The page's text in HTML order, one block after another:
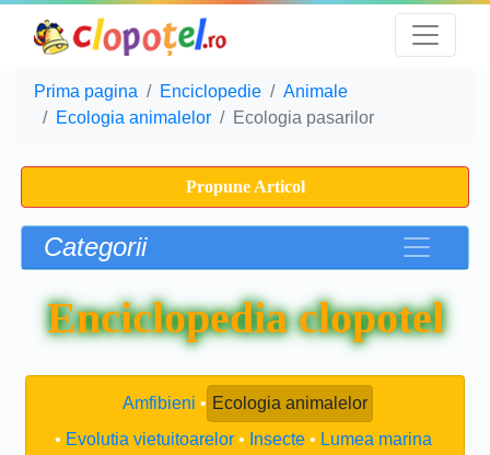
Prima pagina Enciclopedie
Animale
Ecologia animalelor
Ecologia pasarilor
Propune Articol
Categorii
Enciclopedia clopotel
Amfibieni
Ecologia animalelor
Evolutia vietuitoarelor
Insecte
Lumea marina